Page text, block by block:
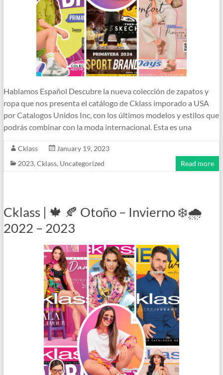
Hablamos Español Descubre la nueva colección de zapatos y
ropa que nos presenta el catálogo de Cklass imporado a USA
por Catalogos Unidos Inc, con los últimos modelos y estilos que
podrás combinar con la moda internacional. Esta es una
Cklass
January 19, 2023
2023, Cklass, Uncategorized Read more
Cklass | 🍁 🍂 Otoño – Invierno ❄️🌧️
2022 – 2023